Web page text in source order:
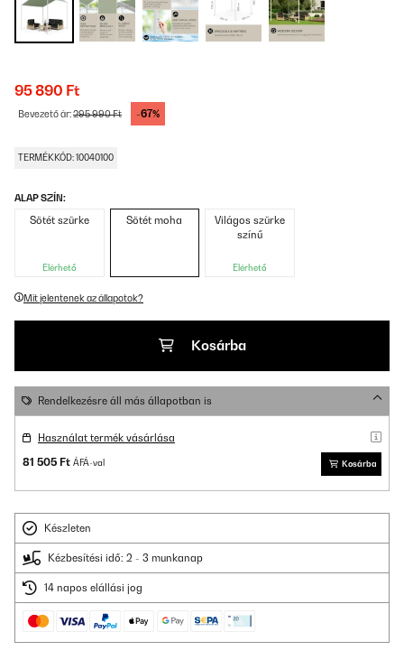
95 890 Ft
Bevezető ár:295 990 Ft -67%
TERMÉKKÓD: 10040100
ALAP SZÍN:
Sötét szürke
Elérhető
Sötét moha
Világos szürke
színű
Elérhető
Mit jelentenek az állapotok?
Kosárba
Rendelkezésre áll más állapotban is
Használat termék vásárlása
81 505 Ft ÁFÁ-val Kosárba
Készleten
Kézbesítési idő: 2 - 3 munkanap
14 napos elállási jog